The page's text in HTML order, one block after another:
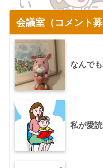
会議室（コメント募
なんで
私が愛